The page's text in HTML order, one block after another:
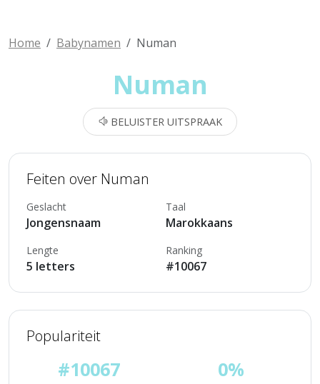
Home Babynamen Numan
Numan
BELUISTER UITSPRAAK
Feiten over Numan
Geslacht
Jongensnaam
Taal
Marokkaans
Lengte
5 letters
Ranking
#10067
Populariteit
#10067 0%